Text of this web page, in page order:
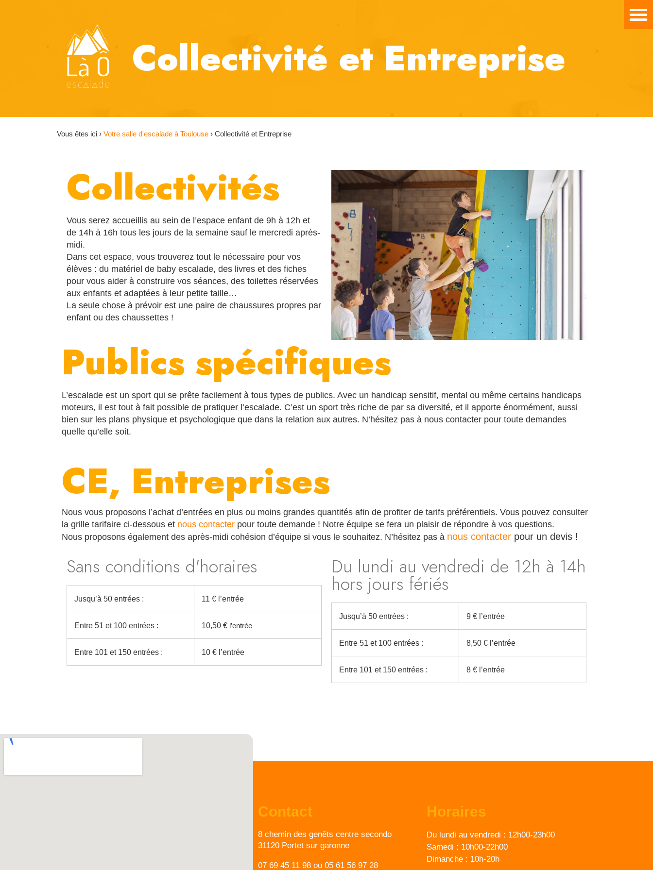
Collectivité et Entreprise
Vous êtes ici › Votre salle d'escalade à Toulouse › Collectivité et Entreprise
Collectivités
Vous serez accueillis au sein de l’espace enfant de 9h à 12h et
de 14h à 16h tous les jours de la semaine sauf le mercredi après-
midi.
Dans cet espace, vous trouverez tout le nécessaire pour vos
élèves : du matériel de baby escalade, des livres et des fiches
pour vous aider à construire vos séances, des toilettes réservées
aux enfants et adaptées à leur petite taille…
La seule chose à prévoir est une paire de chaussures propres par
enfant ou des chaussettes !
Publics spécifiques
L’escalade est un sport qui se prête facilement à tous types de publics. Avec un handicap sensitif, mental ou même certains handicaps
moteurs, il est tout à fait possible de pratiquer l’escalade. C’est un sport très riche de par sa diversité, et il apporte énormément, aussi
bien sur les plans physique et psychologique que dans la relation aux autres. N’hésitez pas à nous contacter pour toute demandes
quelle qu’elle soit.
CE, Entreprises
Nous vous proposons l’achat d’entrées en plus ou moins grandes quantités afin de profiter de tarifs préférentiels. Vous pouvez consulter
la grille tarifaire ci-dessous et nous contacter pour toute demande ! Notre équipe se fera un plaisir de répondre à vos questions.
Nous proposons également des après-midi cohésion d’équipe si vous le souhaitez. N’hésitez pas à nous contacter pour un devis !
Sans conditions d'horaires
Jusqu’à 50 entrées : 11 € l’entrée
Entre 51 et 100 entrées : 10,50 € l’entrée
Entre 101 et 150 entrées : 10 € l’entrée
Du lundi au vendredi de 12h à 14h
hors jours fériés
Jusqu’à 50 entrées : 9 € l’entrée
Entre 51 et 100 entrées : 8,50 € l’entrée
Entre 101 et 150 entrées : 8 € l’entrée
Contact
8 chemin des genêts centre secondo
31120 Portet sur garonne
07 69 45 11 98 ou05 61 56 97 28
Horaires
Du lundi au vendredi : 12h00-23h00
Samedi : 10h00-22h00
Dimanche : 10h-20h